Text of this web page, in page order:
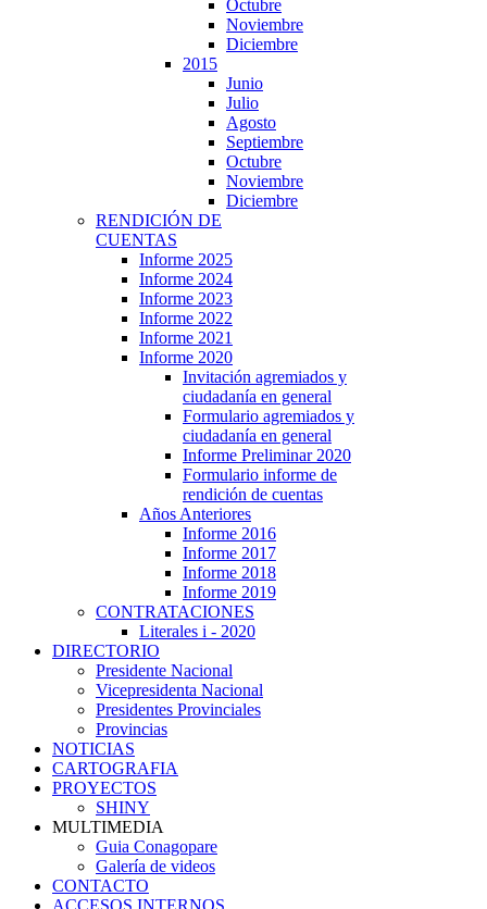
Octubre
Noviembre
Diciembre
2015
Junio
Julio
Agosto
Septiembre
Octubre
Noviembre
Diciembre
RENDICIÓN DE
CUENTAS
Informe 2025
Informe 2024
Informe 2023
Informe 2022
Informe 2021
Informe 2020
Invitación agremiados y
ciudadanía en general
Formulario agremiados y
ciudadanía en general
Informe Preliminar 2020
Formulario informe de
rendición de cuentas
Años Anteriores
Informe 2016
Informe 2017
Informe 2018
Informe 2019
CONTRATACIONES
Literales i - 2020
DIRECTORIO
Presidente Nacional
Vicepresidenta Nacional
Presidentes Provinciales
Provincias
NOTICIAS
CARTOGRAFIA
PROYECTOS
SHINY
MULTIMEDIA
Guia Conagopare
Galería de videos
CONTACTO
ACCESOS INTERNOS